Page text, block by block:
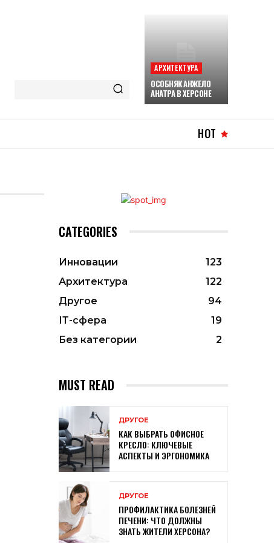
АРХИТЕКТУРА
ОСОБНЯК АНЖЕЛО
АНАТРА В ХЕРСОНЕ
HOT
CATEGORIES
Инновации
123
Архитектура
122
Другое
94
ІТ-сфера
19
Без категории
2
MUST READ
ДРУГОЕ
КАК ВЫБРАТЬ ОФИСНОЕ
КРЕСЛО: КЛЮЧЕВЫЕ
АСПЕКТЫ И ЭРГОНОМИКА
ДРУГОЕ
ПРОФИЛАКТИКА БОЛЕЗНЕЙ
ПЕЧЕНИ: ЧТО ДОЛЖНЫ
ЗНАТЬ ЖИТЕЛИ ХЕРСОНА?